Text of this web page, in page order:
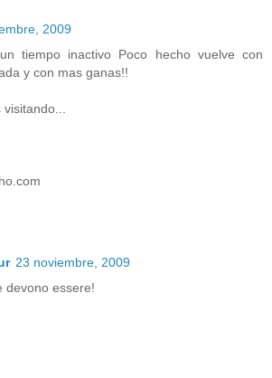
2009
tiempo inactivo Poco hecho vuelve con
y con mas ganas!!
visitando...
23 noviembre, 2009
devono essere!